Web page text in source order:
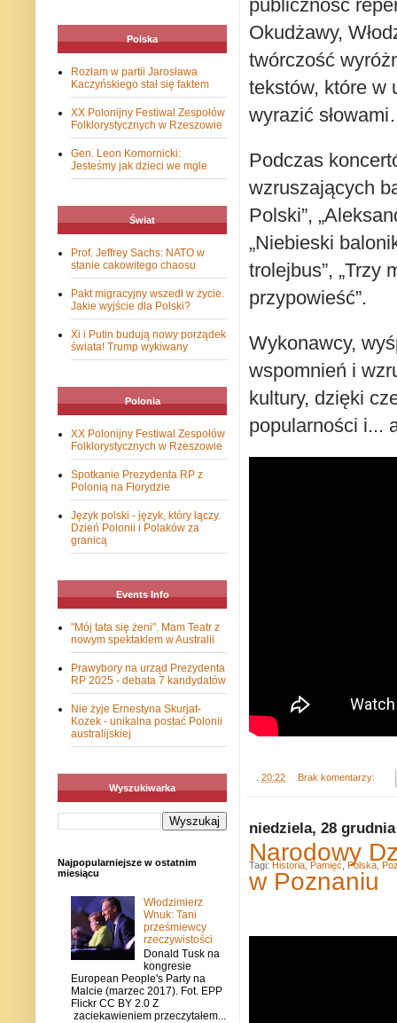
publicznośc
Okudżawy,
twórczość
tekstów, które w
wyrazić
Podczas
wzruszających
Polski”,
„Niebieski
trolejbus”, „Trzy
przypowieść”.
Wykonawcy,
wspomnień i
kultury, dzięki
popularności i...
20:22 Brak komentarzy:
niedziela, 28 grudnia
Narodowy
w Poznaniu
Tagi: Historia, Pamięć, Polska,
Polska
Rozłam w partii Jarosława
Kaczyńskiego stał się faktem
XX Polonijny Festiwal Zespołów
Folklorystycznych w Rzeszowie
Gen. Leon Komornicki:
Jesteśmy jak dzieci we mgle
Świat
Prof. Jeffrey Sachs: NATO w
stanie cakowitego chaosu
Pakt migracyjny wszedł w życie.
Jakie wyjście dla Polski?
Xi i Putin budują nowy porządek
świata! Trump wykiwany
Polonia
XX Polonijny Festiwal Zespołów
Folklorystycznych w Rzeszowie
Spotkanie Prezydenta RP z
Polonią na Florydzie
Język polski - język, który łączy.
Dzień Polonii i Polaków za
granicą
Events Info
"Mój tata się żeni". Mam Teatr z
nowym spektaklem w Australii
Prawybory na urząd Prezydenta
RP 2025 - debata 7 kandydatów
Nie żyje Ernestyna Skurjat-
Kozek - unikalna postać Polonii
australijskiej
Wyszukiwarka
Najpopularniejsze w ostatnim
miesiącu
Włodzimierz
Wnuk: Tani
prześmiewcy
rzeczywistości
Donald Tusk na
kongresie
European People's Party na
Malcie (marzec 2017). Fot. EPP
Flickr CC BY 2.0 Z
zaciekawieniem przeczytałem...